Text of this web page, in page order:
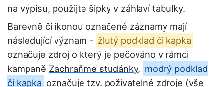
na výpisu, použijte šipky v záhlaví tabulky.
Barevně či ikonou označené záznamy mají
následující význam - žlutý podklad či kapka
označuje zdroj o který je pečováno v rámci
kampaně Zachraňme studánky, modrý podklad
či kapka označuje tzv. poživatelné zdroje (vše